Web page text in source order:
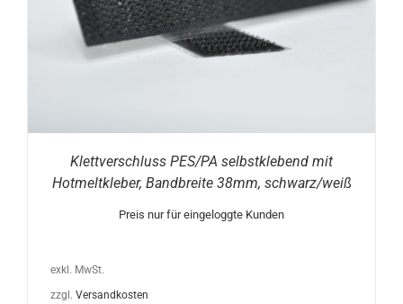
Klettverschluss PES/PA selbstklebend mit
Hotmeltkleber, Bandbreite 38mm, schwarz/weiß
Preis nur für eingeloggte Kunden
exkl. MwSt.
zzgl. Versandkosten